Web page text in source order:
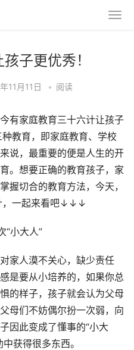
子更优秀！
11月11日 • 阅读
家庭教育三十六计让孩子
教育，即家庭教育、学校
说，最重要的便是人生的开
。想要正确的教育孩子，家
握切合的教育方法，今天，
，一起来看吧↓↓↓
小大人”
人漠不关心，缺少责任
是要从小培养的，如果你总
的样子，孩子就会认为父母
母们不妨偶尔扮一次弱，向
因此变成了懂事的“小大
获得很多东西。